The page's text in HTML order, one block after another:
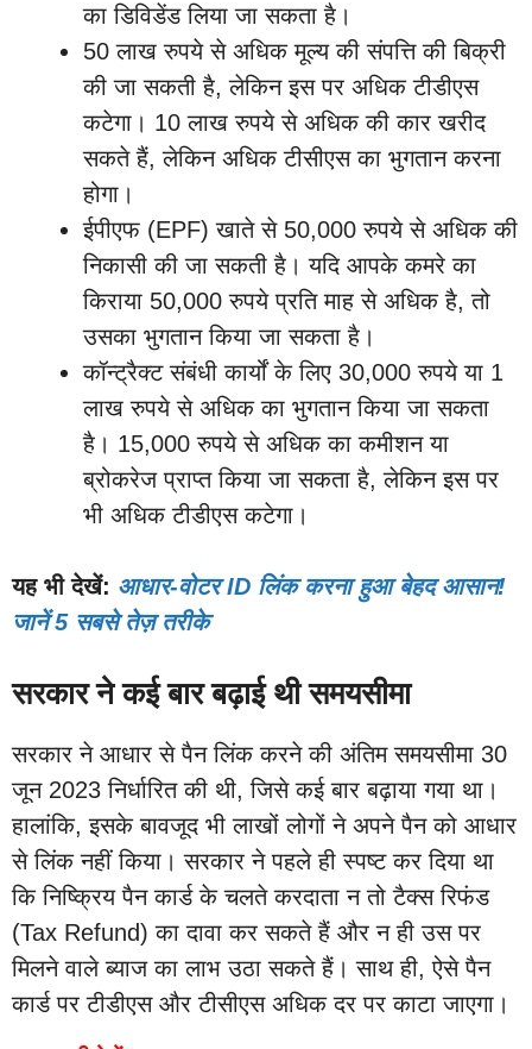
का डिविडेंड लिया जा सकता है।
50 लाख रुपये से अधिक मूल्य की संपत्ति की बिक्री
की जा सकती है, लेकिन इस पर अधिक टीडीएस
कटेगा। 10 लाख रुपये से अधिक की कार खरीद
सकते हैं, लेकिन अधिक टीसीएस का भुगतान करना
होगा।
ईपीएफ (EPF) खाते से 50,000 रुपये से अधिक की
निकासी की जा सकती है। यदि आपके कमरे का
किराया 50,000 रुपये प्रति माह से अधिक है, तो
उसका भुगतान किया जा सकता है।
कॉन्ट्रैक्ट संबंधी कार्यों के लिए 30,000 रुपये या 1
लाख रुपये से अधिक का भुगतान किया जा सकता
है। 15,000 रुपये से अधिक का कमीशन या
ब्रोकरेज प्राप्त किया जा सकता है, लेकिन इस पर
भी अधिक टीडीएस कटेगा।
यह भी देखें: आधार-वोटर ID लिंक करना हुआ बेहद आसान!
जानें 5 सबसे तेज़ तरीके
सरकार ने कई बार बढ़ाई थी समयसीमा
सरकार ने आधार से पैन लिंक करने की अंतिम समयसीमा 30
जून 2023 निर्धारित की थी, जिसे कई बार बढ़ाया गया था।
हालांकि, इसके बावजूद भी लाखों लोगों ने अपने पैन को आधार
से लिंक नहीं किया। सरकार ने पहले ही स्पष्ट कर दिया था
कि निष्क्रिय पैन कार्ड के चलते करदाता न तो टैक्स रिफंड
(Tax Refund) का दावा कर सकते हैं और न ही उस पर
मिलने वाले ब्याज का लाभ उठा सकते हैं। साथ ही, ऐसे पैन
कार्ड पर टीडीएस और टीसीएस अधिक दर पर काटा जाएगा।